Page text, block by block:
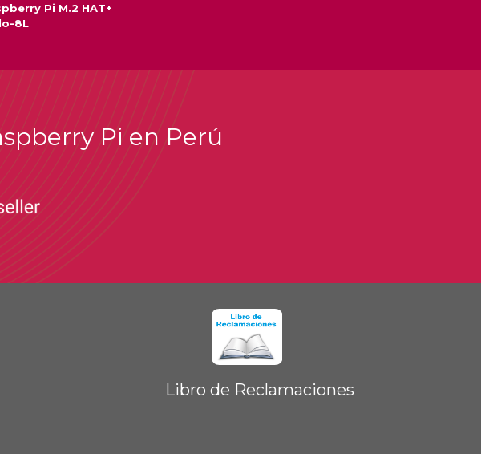
Pi M.2 HAT+
8L
Pi en Perú
Libro de Reclamaciones